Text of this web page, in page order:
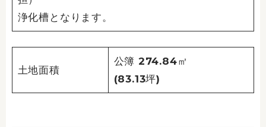
浄化槽となります。
土地面積
公簿 274.84㎡
(83.13坪)